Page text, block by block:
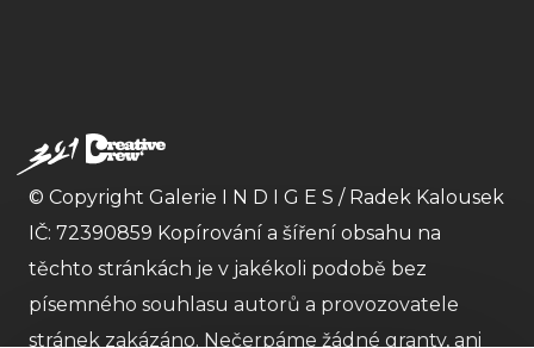
© Copyright Galerie I N D I G E S / Radek Kalousek
IČ: 72390859 Kopírování a šíření obsahu na
těchto stránkách je v jakékoli podobě bez
písemného souhlasu autorů a provozovatele
stránek zakázáno. Nečerpáme žádné granty, ani